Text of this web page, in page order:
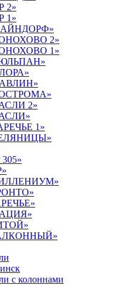
2»
1»
2»
1»
2»
1»
с колоннами